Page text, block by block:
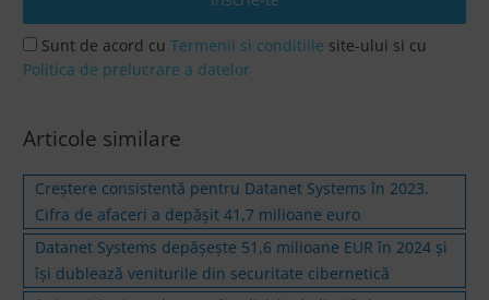
Sunt de acord cuTermenii si conditiile site-ului si cu
Politica de prelucrare a datelor
Articole similare
Creștere consistentă pentru Datanet Systems în 2023.
Cifra de afaceri a depășit 41,7 milioane euro
Datanet Systems depășește 51,6 milioane EUR în 2024 și
își dublează veniturile din securitate cibernetică